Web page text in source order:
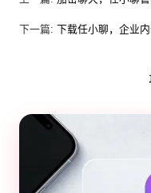
下一篇: 下载任小聊，企业